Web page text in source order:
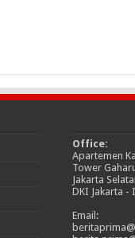
Office:
Apartemen
Tower
Jakarta
DKI Jakarta -
Email: